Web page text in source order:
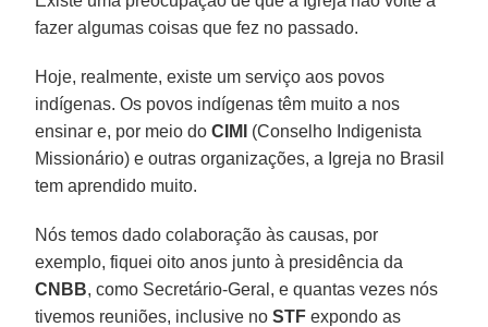
fazer algumas coisas que fez no passado.
Hoje, realmente, existe um serviço aos povos
indígenas. Os povos indígenas têm muito a nos
ensinar e, por meio doCIMI
(Conselho Indigenista
Missionário) e outras organizações, a Igreja no Brasil
tem aprendido muito.
Nós temos dado colaboração às causas, por
exemplo, fiquei oito anos junto à presidência da
CNBB, como Secretário-Geral, e quantas vezes nós
tivemos reuniões, inclusive noSTF expondo as